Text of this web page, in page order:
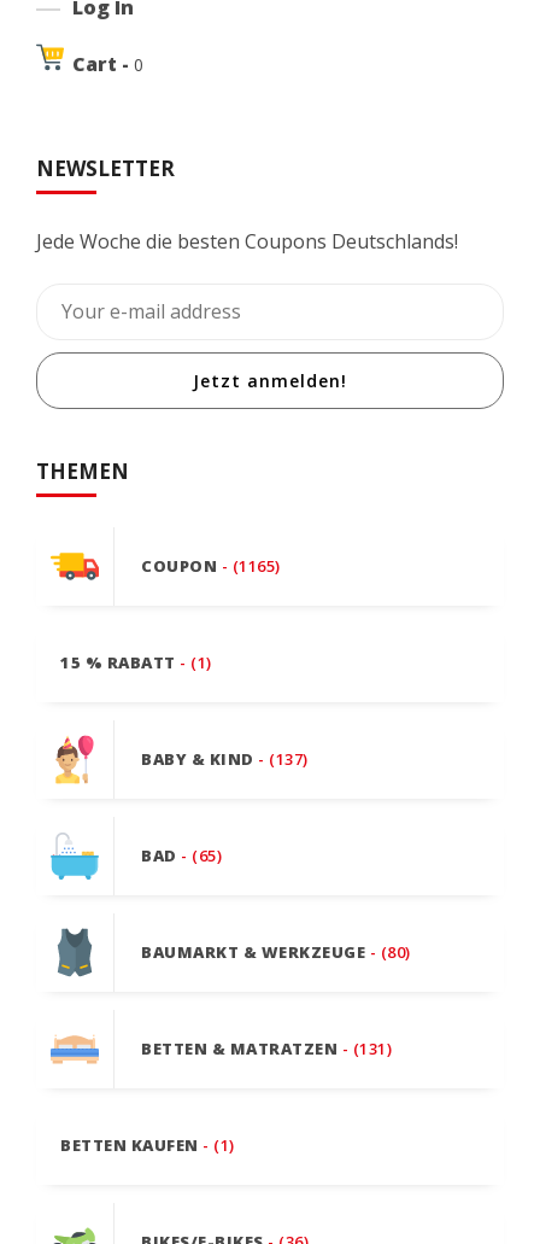
Log In
Cart - 0
NEWSLETTER
Jede Woche die besten Coupons Deutschlands!
Jetzt anmelden!
THEMEN
COUPON - (1165)
15 % RABATT - (1)
BABY & KIND - (137)
BAD - (65)
BAUMARKT & WERKZEUGE - (80)
BETTEN & MATRATZEN - (131)
BETTEN KAUFEN - (1)